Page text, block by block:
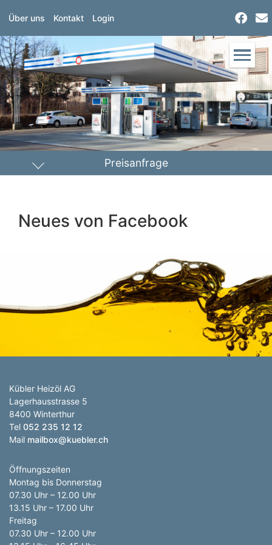
Über uns Kontakt Login
Preisanfrage
PLZ Lieferort
Neues von Facebook
Kübler Heizöl AG
Lagerhausstrasse 5
8400 Winterthur
Tel 052 235 12 12
Mail mailbox@kuebler.ch
Öffnungszeiten
Montag bis Donnerstag
07.30 Uhr – 12.00 Uhr
13.15 Uhr – 17.00 Uhr
Freitag
07.30 Uhr – 12.00 Uhr